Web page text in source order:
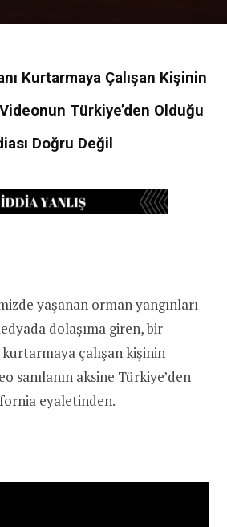
Kurtarmaya Çalışan Kişinin
Türkiye’den Olduğu
Doğru Değil
yaşanan orman yangınları
dolaşıma giren, bir
kurtarmaya çalışan kişinin
sanılanın aksine Türkiye’den
eyaletinden.